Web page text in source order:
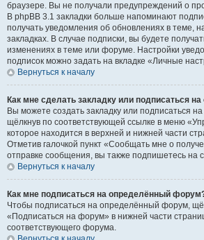
браузере. Вы не получали предупреждений о
В phpBB 3.1 закладки больше напоминают
получать уведомления об обновлениях в теме,
закладках. В случае подписки, вы будете
изменениях в теме или форуме. Настройки
подписок можно задать на вкладке «Личные
Вернуться к началу
Как мне сделать закладку или подписаться
Вы можете создать закладку или подписаться
щёлкнув по соответствующей ссылке в меню
которое находится в верхней и нижней части
Отметив галочкой пункт «Сообщать мне о
отправке сообщения, вы также подпишетесь на
Вернуться к началу
Как мне подписаться на определённый
Чтобы подписаться на определённый форум,
«Подписаться на форум» в нижней части
соответствующего форума.